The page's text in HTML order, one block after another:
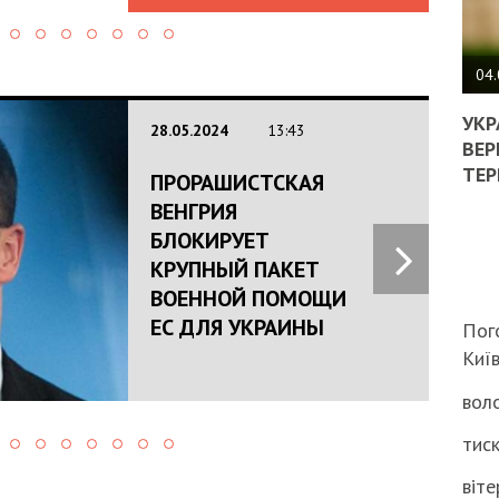
28.05.2024 13:43
ПРОРАШИСТСКАЯ
ВЕНГРИЯ
БЛОКИРУЕТ
КРУПНЫЙ ПАКЕТ
ВОЕННОЙ ПОМОЩИ
ЕС ДЛЯ УКРАИНЫ
НА
Київ